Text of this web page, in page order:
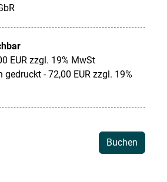
EUR zzgl. 19% MwSt
- 72,00 EUR zzgl. 19%
Buchen